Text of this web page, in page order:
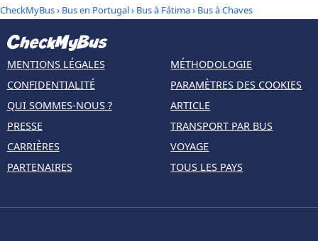
CheckMyBus› Bus en Portugal› Bus à Fátima› Bus à Chaves
MENTIONS LÉGALES
CONFIDENTIALITÉ
QUI SOMMES-NOUS ?
PRESSE
CARRIÈRES
PARTENAIRES
MÉTHODOLOGIE
PARAMÈTRES DES COOKIES
ARTICLE
TRANSPORT PAR BUS
VOYAGE
TOUS LES PAYS